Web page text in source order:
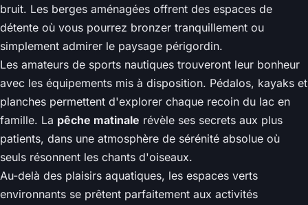
bruit. Les berges aménagées offrent des espaces de
détente où vous pourrez bronzer tranquillement ou
simplement admirer le paysage périgordin.
Les amateurs de sports nautiques trouveront leur bonheur
avec les équipements mis à disposition. Pédalos, kayaks et
planches permettent d'explorer chaque recoin du lac en
famille. La pêche matinale révèle ses secrets aux plus
patients, dans une atmosphère de sérénité absolue où
seuls résonnent les chants d'oiseaux.
Au-delà des plaisirs aquatiques, les espaces verts
environnants se prêtent parfaitement aux activités